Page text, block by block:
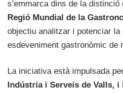
s’emmarca dins de la distinció
Regió Mundial de la
objectiu analitzar i potenciar la
esdeveniment gastronòmic de
La iniciativa està impulsada
Indústria i Serveis de Valls, i